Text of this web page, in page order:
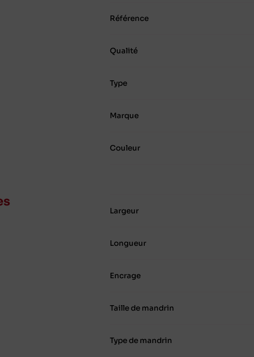
Référence
Qualité
Type
Marque
Couleur
Largeur
Longueur
Encrage
Taille de mandrin
Type de mandrin